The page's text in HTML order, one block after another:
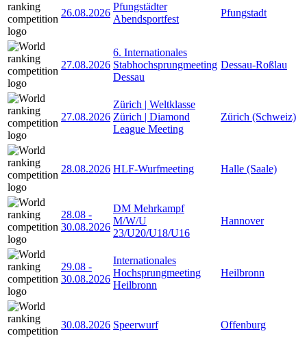
26.08.2026
Pfungstädter
Abendsportfest
Pfungstadt
27.08.2026
6. Internationales
Stabhochsprungmeeting
Dessau
Dessau-Roßlau
27.08.2026
Zürich | Weltklasse
Zürich | Diamond
League Meeting
Zürich (Schweiz)
28.08.2026 HLF-Wurfmeeting Halle (Saale)
28.08 -
30.08.2026
DM Mehrkampf
M/W/U
23/U20/U18/U16
Hannover
29.08 -
30.08.2026
Internationales
Hochsprungmeeting
Heilbronn
Heilbronn
30.08.2026 Speerwurf Offenburg